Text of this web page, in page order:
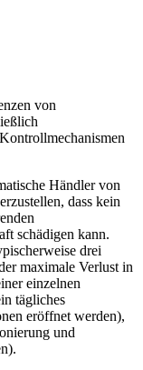
von
Händler von
dass kein
schädigen kann.
drei
maximale Verlust in
einzelnen
tägliches
eröffnet werden),
und